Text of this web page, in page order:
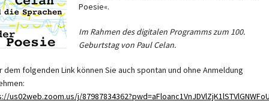
Poesie«.
Im Rahmen des digitalen Programms zum 100.
Geburtstag von Paul Celan.
dem folgenden Link können Sie auch spontan und ohne Anmeldung
us02web.zoom.us/j/